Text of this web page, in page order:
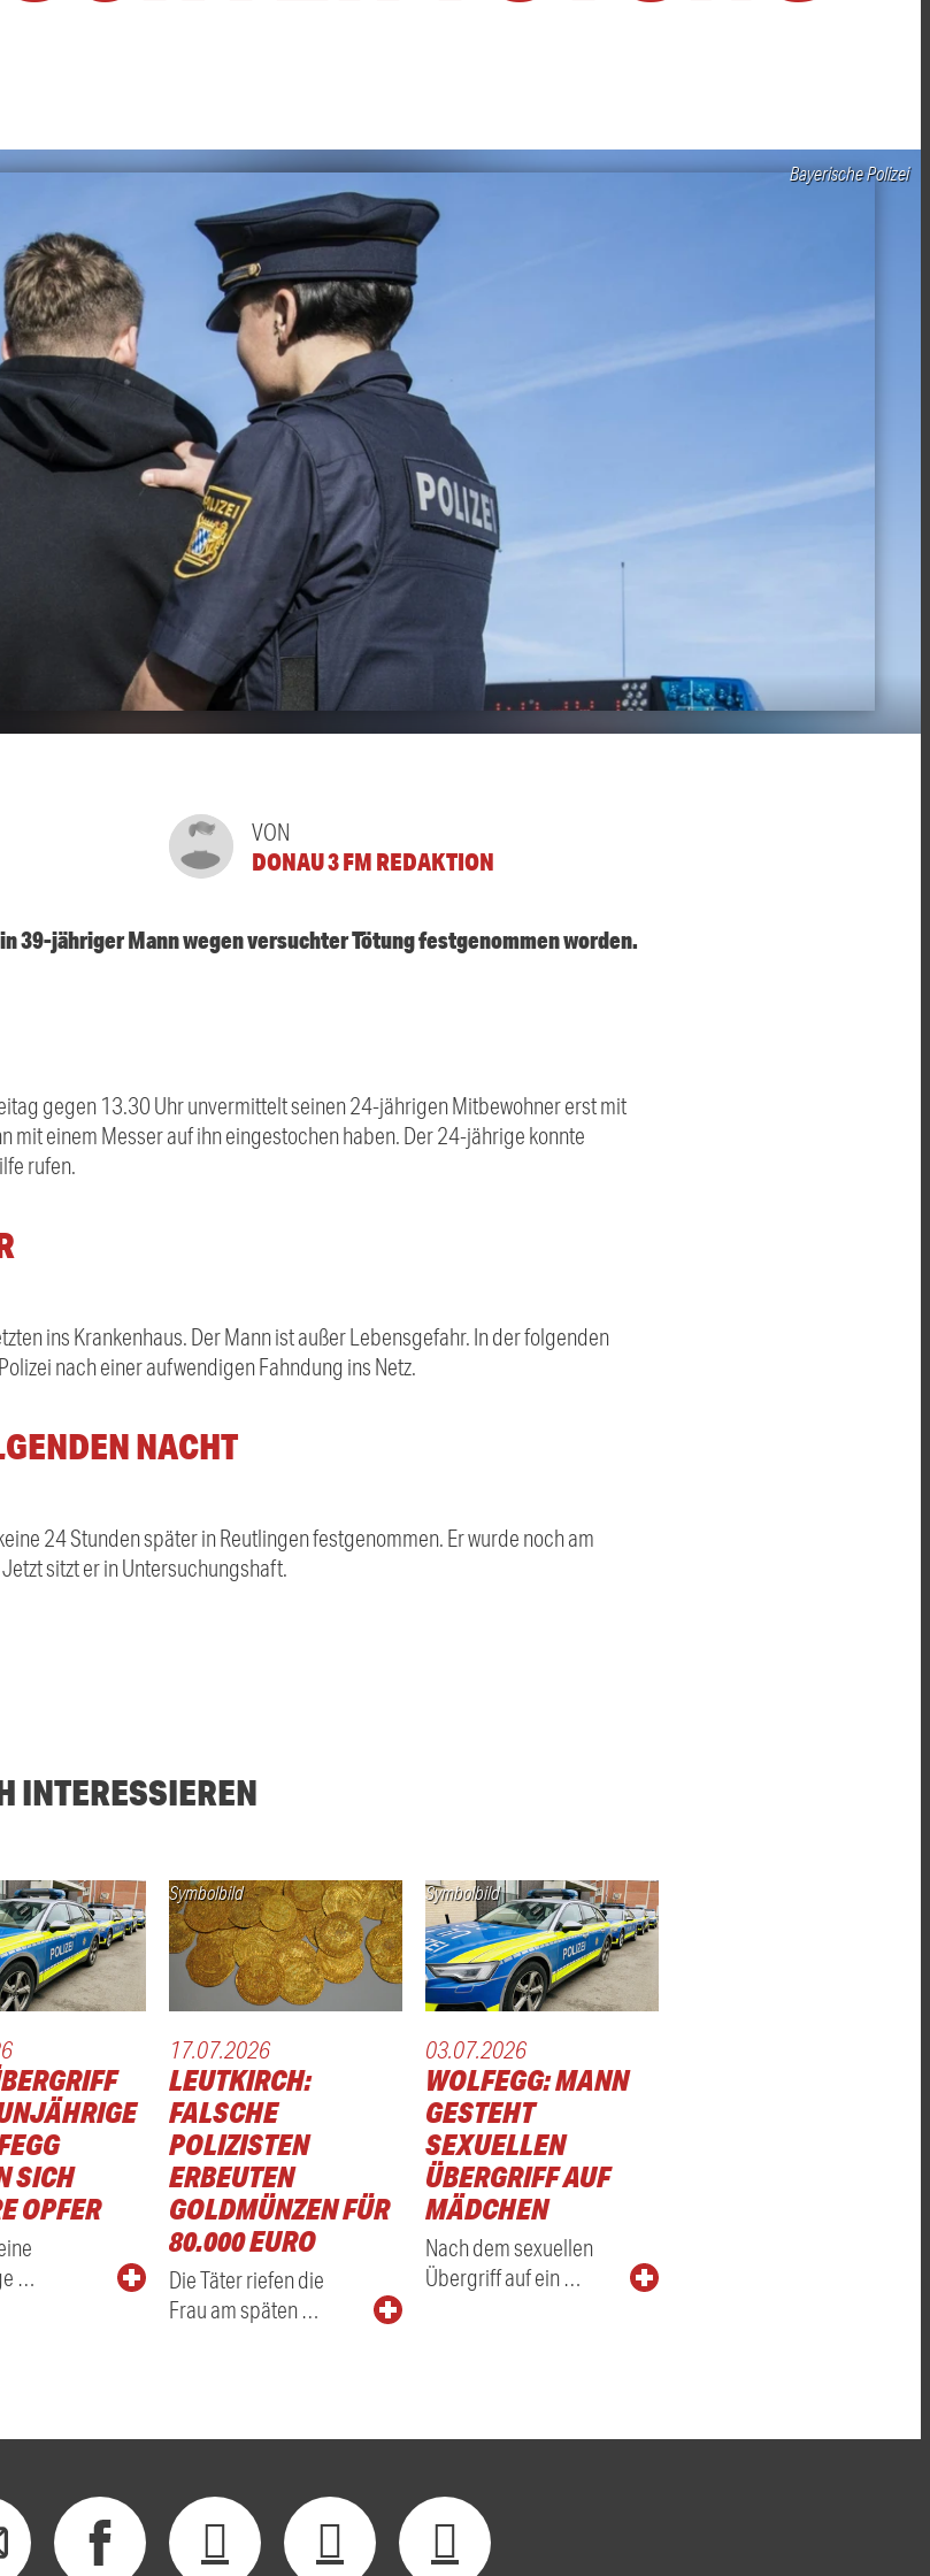
Bayerische Polizei
VON
DONAU 3 FM REDAKTION
39-jähriger Mann wegen versuchter Tötung festgenommen worden.
gegen 13.30 Uhr unvermittelt seinen 24-jährigen Mitbewohner erst mit
mit einem Messer auf ihn eingestochen haben. Der 24-jährige konnte
rufen.
ins Krankenhaus. Der Mann ist außer Lebensgefahr. In der folgenden
nach einer aufwendigen Fahndung ins Netz.
NACHT
24 Stunden später in Reutlingen festgenommen. Er wurde noch am
sitzt er in Untersuchungshaft.
INTERESSIEREN
SICH
OPFER
…
Symbolbild
17.07.2026
LEUTKIRCH:
FALSCHE
POLIZISTEN
ERBEUTEN
GOLDMÜNZEN FÜR
80.000 EURO
Die Täter riefen die
Frau am späten …
Symbolbild
03.07.2026
WOLFEGG: MANN
GESTEHT
SEXUELLEN
ÜBERGRIFF AUF
MÄDCHEN
Nach dem sexuellen
Übergriff auf ein …